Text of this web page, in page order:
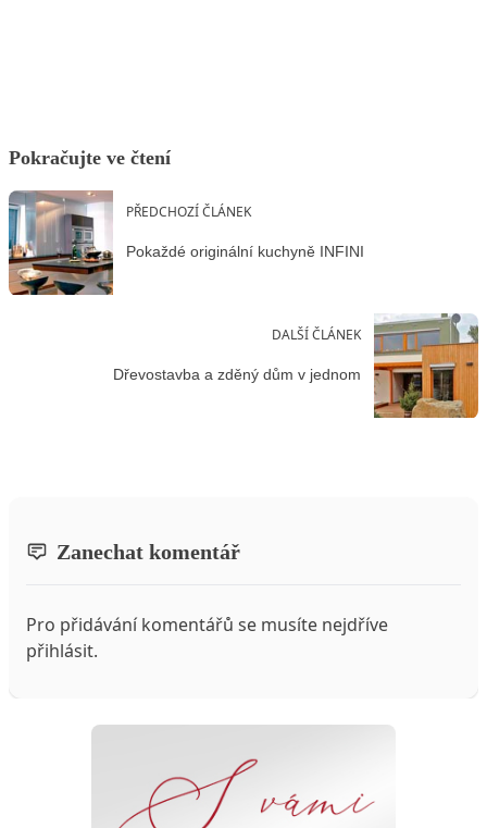
Pokračujte ve čtení
PŘEDCHOZÍ ČLÁNEK
Pokaždé originální kuchyně INFINI
DALŠÍ ČLÁNEK
Dřevostavba a zděný dům v jednom
Zanechat komentář
Pro přidávání komentářů se musíte nejdříve
přihlásit.